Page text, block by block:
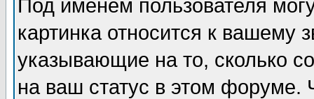
Под именем пользователя
картинка относится к вашему
указывающие на то, сколько
на ваш статус в этом форуме.